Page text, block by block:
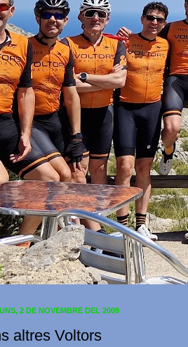
2 DE NOVEMBRE DEL 2009
altres Voltors